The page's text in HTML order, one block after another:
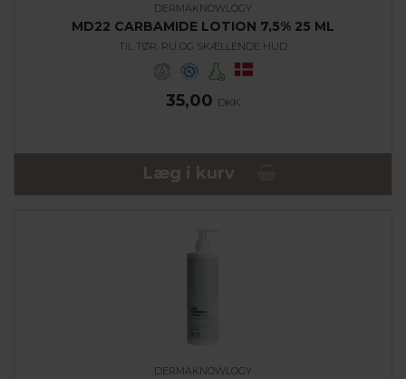
DERMAKNOWLOGY
MD22 CARBAMIDE LOTION 7,5% 25 ML
TIL TØR, RU OG SKÆLLENDE HUD
35,00 DKK
Læg i kurv
DERMAKNOWLOGY